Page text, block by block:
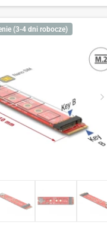
(3-4 dni robocze)